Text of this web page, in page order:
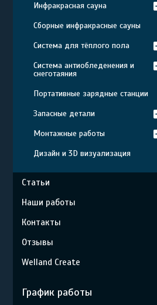
Инфракрасная сауна
Сборные инфракрасные сауны
Система для тёплого пола
Система антиобледенения и
снеготаяния
Портативные зарядные станции
Запасные детали
Монтажные работы
Дизайн и 3D визуализация
Статьи
Наши работы
Контакты
Отзывы
Welland Create
График работы